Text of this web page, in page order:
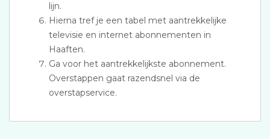
lijn.
Hierna tref je een tabel met aantrekkelijke
televisie en internet abonnementen in
Haaften.
Ga voor het aantrekkelijkste abonnement.
Overstappen gaat razendsnel via de
overstapservice.